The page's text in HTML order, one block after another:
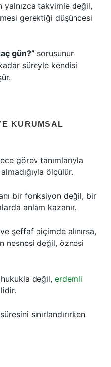
yalnızca takvimle değil,
gerektiği düşüncesi
gün?” sorusunun
süreyle kendisi
KURUMSAL
görev tanımlarıyla
ölçülür.
bir fonksiyon değil, bir
anlam kazanır.
şeffaf biçimde alınırsa,
nesnesi değil, öznesi
değil, erdemli
sınırlandırırken